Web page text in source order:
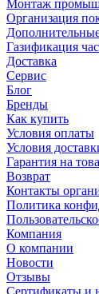
Монтаж
Организация
Газификация
Доставка
Сервис
Блог
Бренды
Как купить
Условия оплаты
Условия
Гарантия на
Возврат
Контакты
Политика
Компания
О компании
Новости
Отзывы
Сертификаты и